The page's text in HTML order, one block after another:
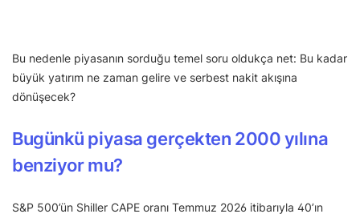
Bu nedenle piyasanın sorduğu temel soru oldukça net: Bu kadar
büyük yatırım ne zaman gelire ve serbest nakit akışına
dönüşecek?
Bugünkü piyasa gerçekten 2000 yılına
benziyor mu?
S&P 500’ün Shiller CAPE oranı Temmuz 2026 itibarıyla 40’ın